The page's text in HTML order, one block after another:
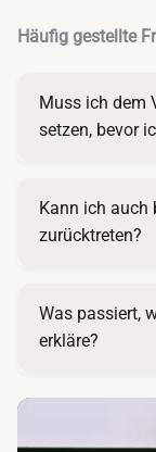
Häufig gestellte
Muss ich dem
setzen, bevor
Kann ich auch
zurücktreten?
Was passiert,
erkläre?